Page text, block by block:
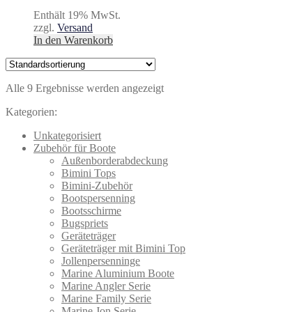
Enthält 19% MwSt.
zzgl. Versand
In den Warenkorb
Alle 9 Ergebnisse werden angezeigt
Kategorien:
Unkategorisiert
Zubehör für Boote
Außenborderabdeckung
Bimini Tops
Bimini-Zubehör
Bootspersenning
Bootsschirme
Bugspriets
Geräteträger
Geräteträger mit Bimini Top
Jollenpersenninge
Marine Aluminium Boote
Marine Angler Serie
Marine Family Serie